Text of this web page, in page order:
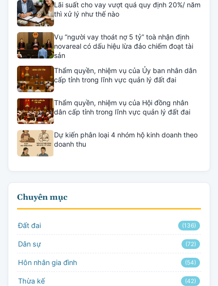
Lãi suất cho vay vượt quá quy định 20%/ năm
thì xử lý như thế nào
Vụ “người vay thoát nợ 5 tỷ” toà nhận định
novareal có dấu hiệu lừa đảo chiếm đoạt tài
sản
Thẩm quyền, nhiệm vụ của Ủy ban nhân dân
cấp tỉnh trong lĩnh vực quản lý đất đai
Thẩm quyền, nhiệm vụ của Hội đồng nhân
dân cấp tỉnh trong lĩnh vực quản lý đất đai
Dự kiến phân loại 4 nhóm hộ kinh doanh theo
doanh thu
Chuyên mục
Đất đai (136)
Dân sự (72)
Hôn nhân gia đình (54)
Thừa kế (42)